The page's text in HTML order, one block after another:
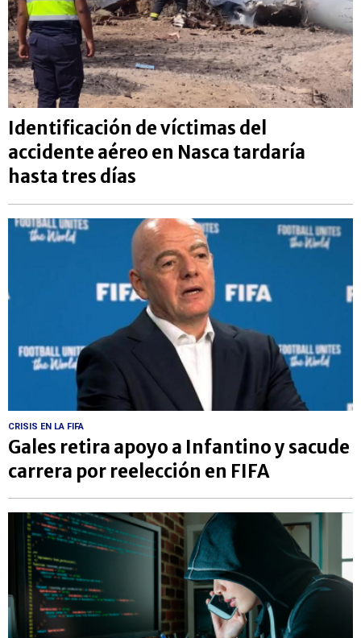
Identificación de víctimas del
accidente aéreo en Nasca tardaría
hasta tres días
CRISIS EN LA FIFA
Gales retira apoyo a Infantino y sacude
carrera por reelección en FIFA